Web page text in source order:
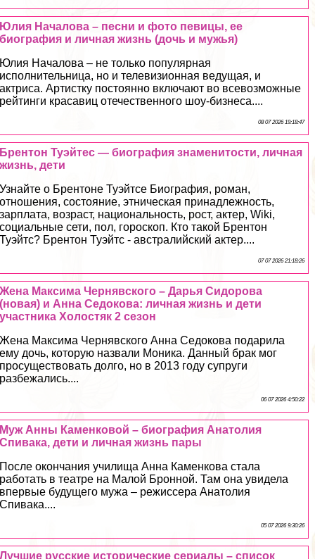
Юлия Началова – песни и фото певицы, ее
биография и личная жизнь (дочь и мужья)
Юлия Началова – не только популярная
исполнительница, но и телевизионная ведущая, и
актриса. Артистку постоянно включают во всевозможные
рейтинги красавиц отечественного шоу-бизнеса....
08 07 2026 19:18:47
Брентон Туэйтес — биография знаменитости, личная
жизнь, дети
Узнайте о Брентоне Туэйтсе Биография, роман,
отношения, состояние, этническая принадлежность,
зарплата, возраст, национальность, рост, актер, Wiki,
социальные сети, пол, гороскоп. Кто такой Брентон
Туэйтс? Брентон Туэйтс - австралийский актер....
07 07 2026 21:18:26
Жена Максима Чернявского – Дарья Сидорова
(новая) и Анна Седокова: личная жизнь и дети
участника Холостяк 2 сезон
Жена Максима Чернявского Анна Седокова подарила
ему дочь, которую назвали Моника. Данный бpaк мог
просуществовать долго, но в 2013 году супруги
разбежались....
06 07 2026 4:50:22
Муж Анны Каменковой – биография Анатолия
Спивака, дети и личная жизнь пары
После окончания училища Анна Каменкова стала
работать в театре на Малой Бронной. Там она увидела
впервые будущего мужа – режиссера Анатолия
Спивака....
05 07 2026 9:30:26
Лучшие русские исторические сериалы – список